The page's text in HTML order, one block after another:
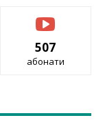
507
абонати